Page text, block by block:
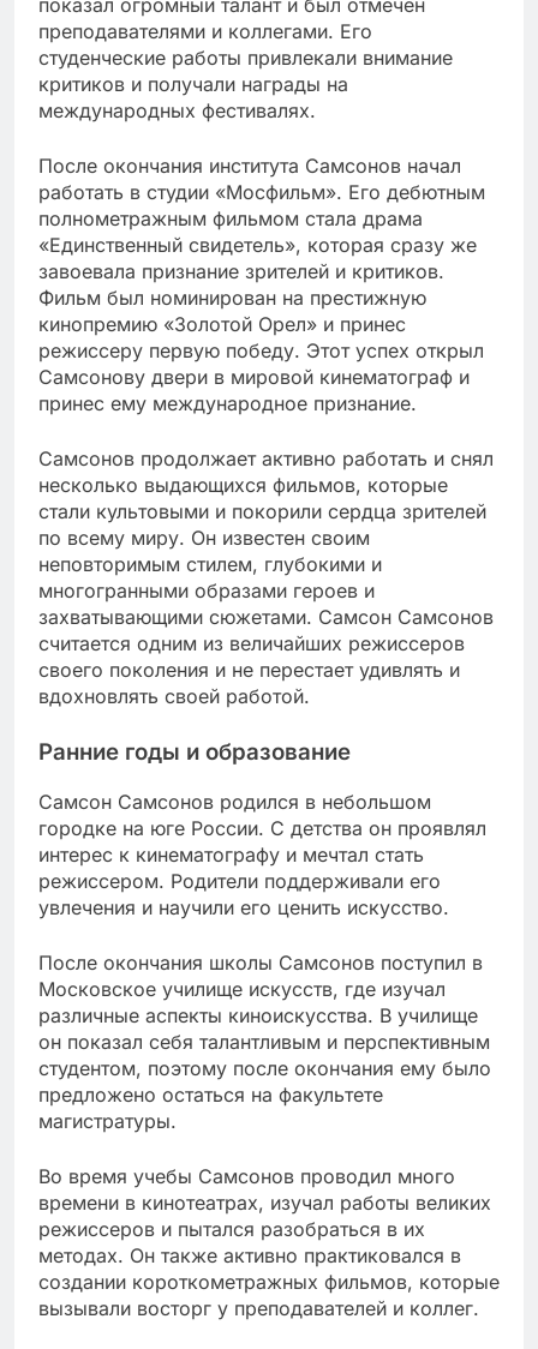
преподавателями и коллегами. Его
студенческие работы привлекали внимание
критиков и получали награды на
международных фестивалях.
После окончания института Самсонов начал
работать в студии «Мосфильм». Его дебютным
полнометражным фильмом стала драма
«Единственный свидетель», которая сразу же
завоевала признание зрителей и критиков.
Фильм был номинирован на престижную
кинопремию «Золотой Орел» и принес
режиссеру первую победу. Этот успех открыл
Самсонову двери в мировой кинематограф и
принес ему международное признание.
Самсонов продолжает активно работать и снял
несколько выдающихся фильмов, которые
стали культовыми и покорили сердца зрителей
по всему миру. Он известен своим
неповторимым стилем, глубокими и
многогранными образами героев и
захватывающими сюжетами. Самсон Самсонов
считается одним из величайших режиссеров
своего поколения и не перестает удивлять и
вдохновлять своей работой.
Ранние годы и образование
Самсон Самсонов родился в небольшом
городке на юге России. С детства он проявлял
интерес к кинематографу и мечтал стать
режиссером. Родители поддерживали его
увлечения и научили его ценить искусство.
После окончания школы Самсонов поступил в
Московское училище искусств, где изучал
различные аспекты киноискусства. В училище
он показал себя талантливым и перспективным
студентом, поэтому после окончания ему было
предложено остаться на факультете
магистратуры.
Во время учебы Самсонов проводил много
времени в кинотеатрах, изучал работы великих
режиссеров и пытался разобраться в их
методах. Он также активно практиковался в
создании короткометражных фильмов, которые
вызывали восторг у преподавателей и коллег.